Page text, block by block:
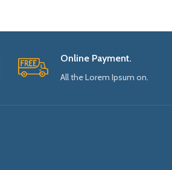
Online Payment.
All the Lorem Ipsum on.